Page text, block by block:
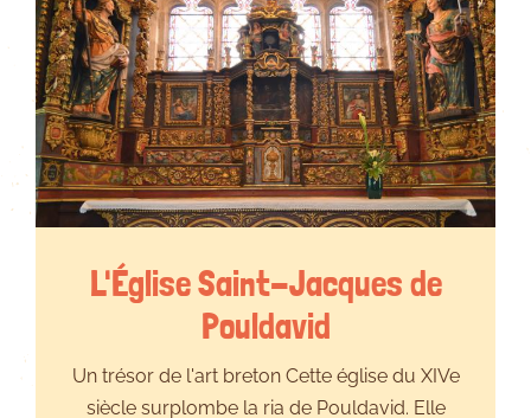
L'Église Saint-Jacques de
Pouldavid
Un trésor de l'art breton Cette église du XIVe
siècle surplombe la ria de Pouldavid. Elle